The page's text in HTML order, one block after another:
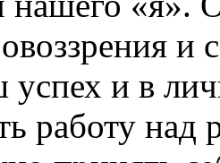
и
успех и в
работу над